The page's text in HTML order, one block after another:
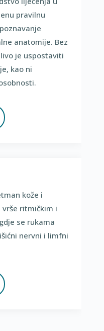
pravilnu
anatomije. Bez
je uspostaviti
kao ni
kože i
vrše ritmičkim i
se rukama
nervni i limfni